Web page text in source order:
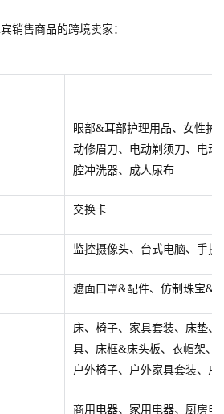
销售商品的跨境卖家：
眼部&耳部护理用品、女性护
动修眉刀、电动剃须刀、电
腔冲洗器、成人尿布
交换卡
监控摄像头、台式电脑、手提
遮面口罩&配件、仿制珠宝&
床、椅子、家具套装、床垫
具、床框&床头板、衣帽架、
户外椅子、户外家具套装、
商用电器、家用电器、厨房电